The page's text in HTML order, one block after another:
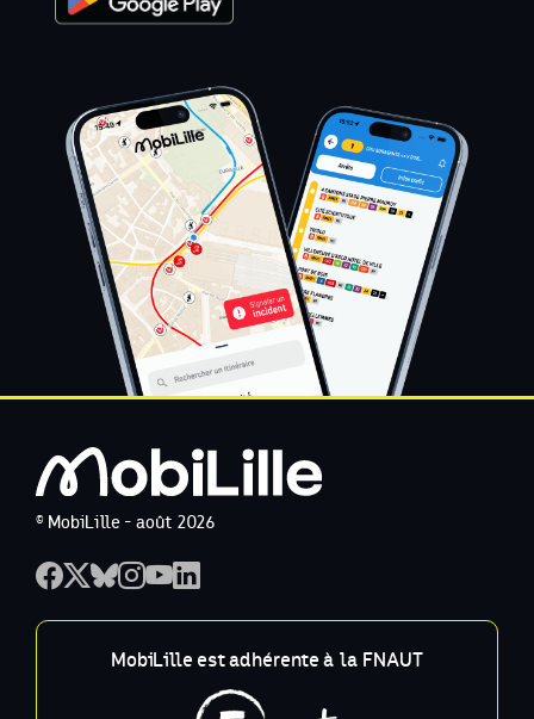
© MobiLille - août 2026
MobiLille est adhérente à la FNAUT